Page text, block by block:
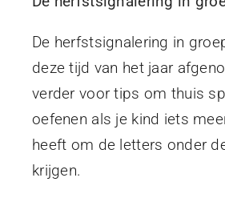
De herfstsignalering in
deze tijd van het jaar
verder voor tips om thuis
oefenen als je kind iets
heeft om de letters onder
krijgen.